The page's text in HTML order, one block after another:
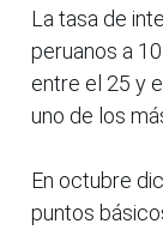
La tasa de
peruanos a
entre el 25 y
uno de los
En octubre
puntos